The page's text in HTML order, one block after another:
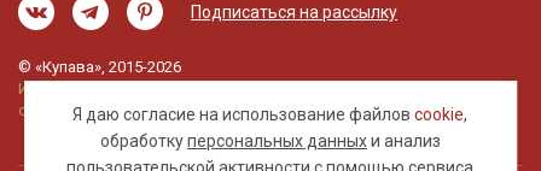
Я даю согласие на использование файловcookie,
обработкуперсональных данныхи анализ
Подписаться на рассылку
© «Купава», 2015-2026
Информация на сайте не является публичной
офертой.